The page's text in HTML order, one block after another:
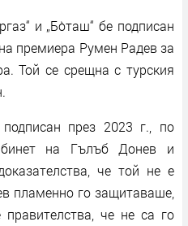
и „Бо̀таш“ бе подписан
премиера Румен Радев за
Той се срещна с турския
през 2023 г., по
на Гълъб Донев и
че той не е
пламенно го защитаваше,
правителства, че не са го